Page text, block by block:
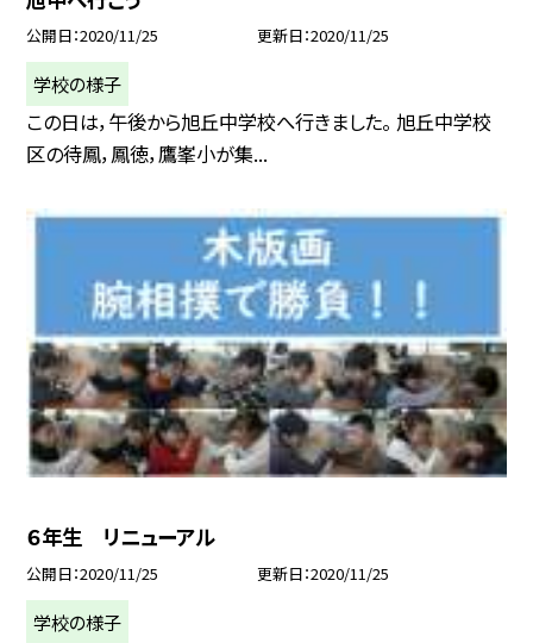
公開日 2020/11/25 更新日 2020/11/25
学校の様子
この日は，午後から旭丘中学校へ行きました。 旭丘中学校
区の待鳳，鳳徳，鷹峯小が集...
６年生 リニューアル
公開日 2020/11/25 更新日 2020/11/25
学校の様子